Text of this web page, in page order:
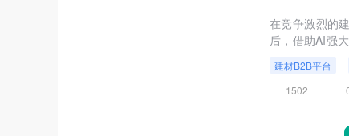
在竞争激烈的
后，借助AI强
建材B2B平台
1502